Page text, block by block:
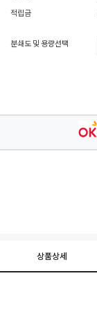
적립금
분쇄도 및 용량선택
상품상세